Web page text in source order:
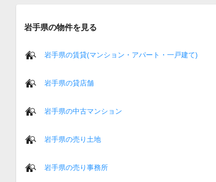
岩手県の物件を見る
岩手県の賃貸(マンション・アパート・一戸建て)
岩手県の貸店舗
岩手県の中古マンション
岩手県の売り土地
岩手県の売り事務所